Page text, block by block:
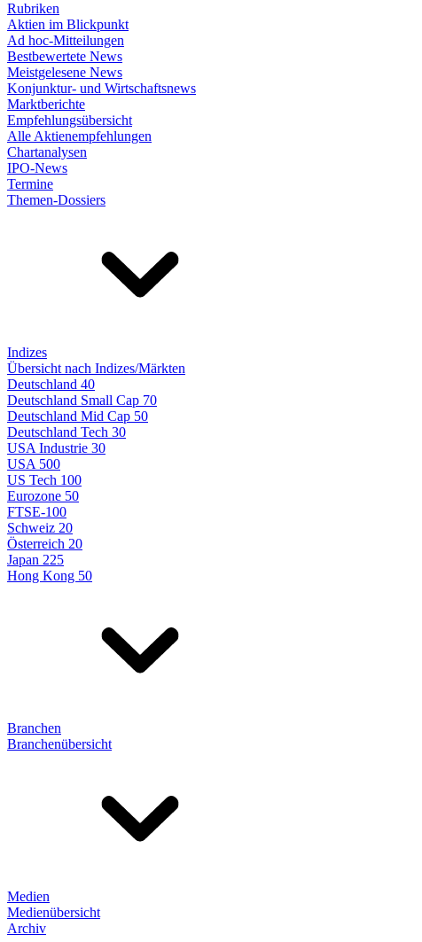
Rubriken
Aktien im Blickpunkt
Ad hoc-Mitteilungen
Bestbewertete News
Meistgelesene News
Konjunktur- und Wirtschaftsnews
Marktberichte
Empfehlungsübersicht
Alle Aktienempfehlungen
Chartanalysen
IPO-News
Termine
Themen-Dossiers
Indizes
Übersicht nach Indizes/Märkten
Deutschland 40
Deutschland Small Cap 70
Deutschland Mid Cap 50
Deutschland Tech 30
USA Industrie 30
USA 500
US Tech 100
Eurozone 50
FTSE-100
Schweiz 20
Österreich 20
Japan 225
Hong Kong 50
Branchen
Branchenübersicht
Medien
Medienübersicht
Archiv